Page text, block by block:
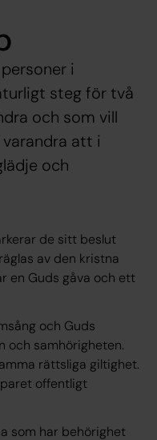
i
steg för två
och som vill
att i
och
de sitt beslut
av den kristna
en Guds gåva och ett
och Guds
och samhörigheten.
rättsliga giltighet.
offentligt
som har behörighet